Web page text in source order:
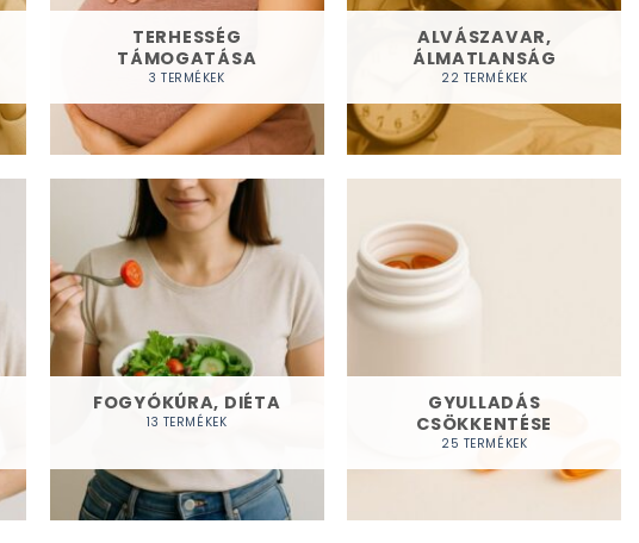
TERHESSÉG
TÁMOGATÁSA
3 TERMÉKEK
ALVÁSZAVAR,
ÁLMATLANSÁG
22 TERMÉKEK
FOGYÓKÚRA, DIÉTA
13 TERMÉKEK
GYULLADÁS
CSÖKKENTÉSE
25 TERMÉKEK